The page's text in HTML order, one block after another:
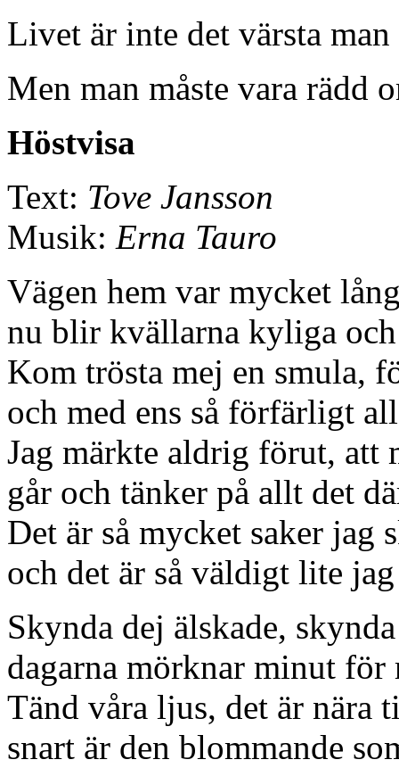
Livet är inte det värsta man
Men man måste vara rädd
Höstvisa
Text: Tove Jansson
Musik: Erna Tauro
Vägen hem var mycket
nu blir kvällarna kyliga och
Kom trösta mej en smula,
och med ens så förfärligt
Jag märkte aldrig förut, att
går och tänker på allt det
Det är så mycket saker jag
och det är så väldigt lite
Skynda dej älskade,
dagarna mörknar minut för
Tänd våra ljus, det är nära
snart är den blommande